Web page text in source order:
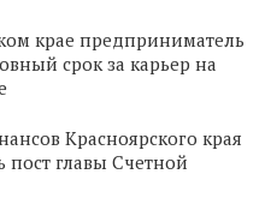
крае предприниматель
срок за карьер на
Красноярского края
пост главы Счетной